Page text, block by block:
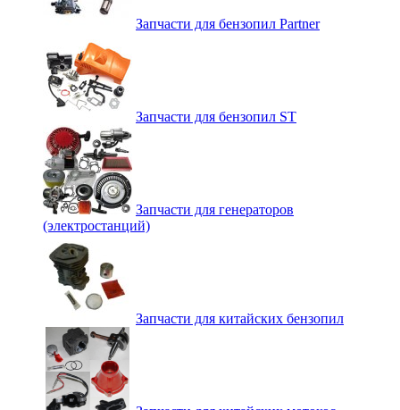
Запчасти для бензопил Partner
Запчасти для бензопил ST
Запчасти для генераторов
(электростанций)
Запчасти для китайских бензопил